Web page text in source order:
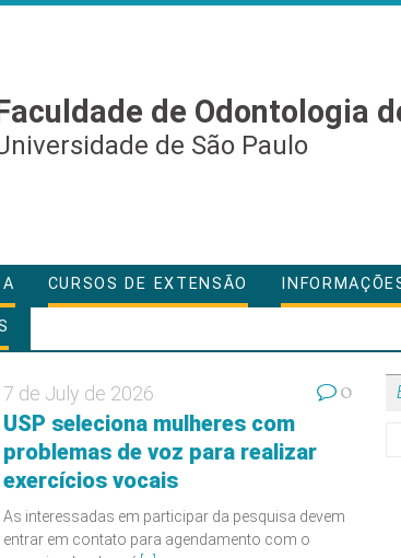
de Odontologia
de São Paulo
CURSOS DE EXTENSÃO
7 de July de 2026 0
USP seleciona mulheres com
problemas de voz para realizar
exercícios vocais
As interessadas em participar da pesquisa devem
entrar em contato para agendamento com o